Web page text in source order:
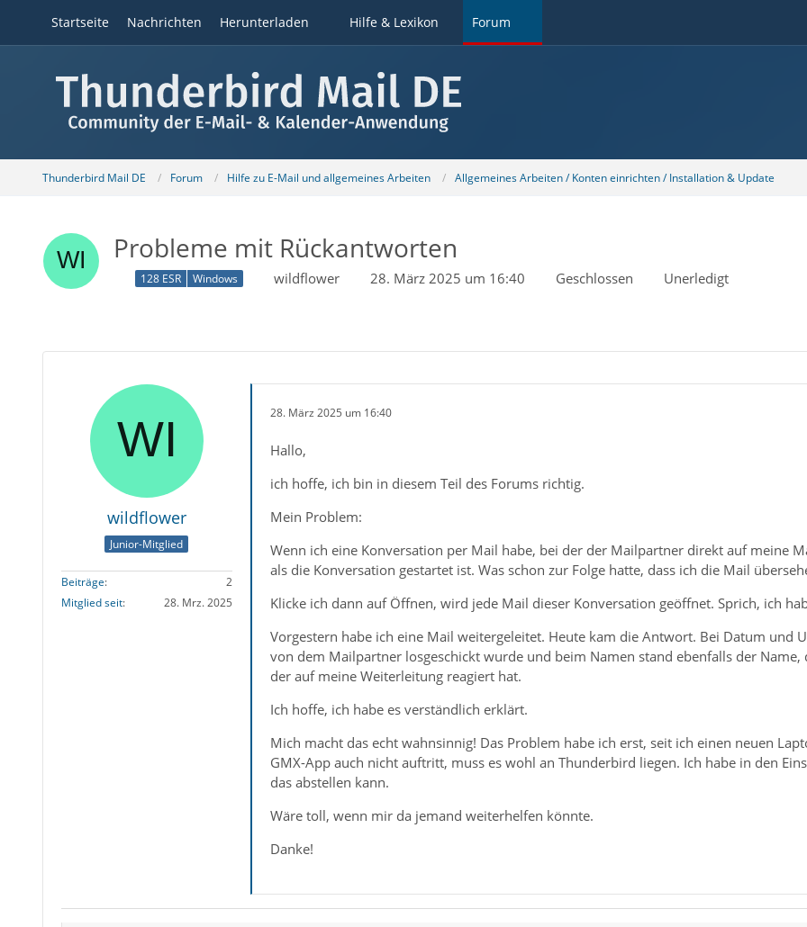
Startseite Nachrichten Herunterladen Hilfe & Lexikon Forum
Thunderbird Mail DE Forum Hilfe zu E-Mail und allgemeines Arbeiten Allgemeines Arbeiten / Konten einrichten / Installation & Update
Probleme mit Rückantworten
128 ESR Windows wildflower 28. März 2025 um 16:40 Geschlossen Unerledigt
wildflower
Junior-Mitglied
Beiträge
2
Mitglied seit
28. Mrz. 2025
28. März 2025 um 16:40
Hallo,
ich hoffe, ich bin in diesem Teil des Forums richtig.
Mein Problem:
Wenn ich eine Konversation per Mail habe, bei der der Mailpartner direkt auf meine
als die Konversation gestartet ist. Was schon zur Folge hatte, dass ich die Mail
Klicke ich dann auf Öffnen, wird jede Mail dieser Konversation geöffnet. Sprich, ich
Vorgestern habe ich eine Mail weitergeleitet. Heute kam die Antwort. Bei Datum und
von dem Mailpartner losgeschickt wurde und beim Namen stand ebenfalls der
der auf meine Weiterleitung reagiert hat.
Ich hoffe, ich habe es verständlich erklärt.
Mich macht das echt wahnsinnig! Das Problem habe ich erst, seit ich einen neuen
GMX-App auch nicht auftritt, muss es wohl an Thunderbird liegen. Ich habe in den
das abstellen kann.
Wäre toll, wenn mir da jemand weiterhelfen könnte.
Danke!